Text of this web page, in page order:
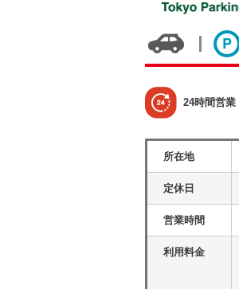
24時間営業
所在地
定休日
営業時間
利用料金